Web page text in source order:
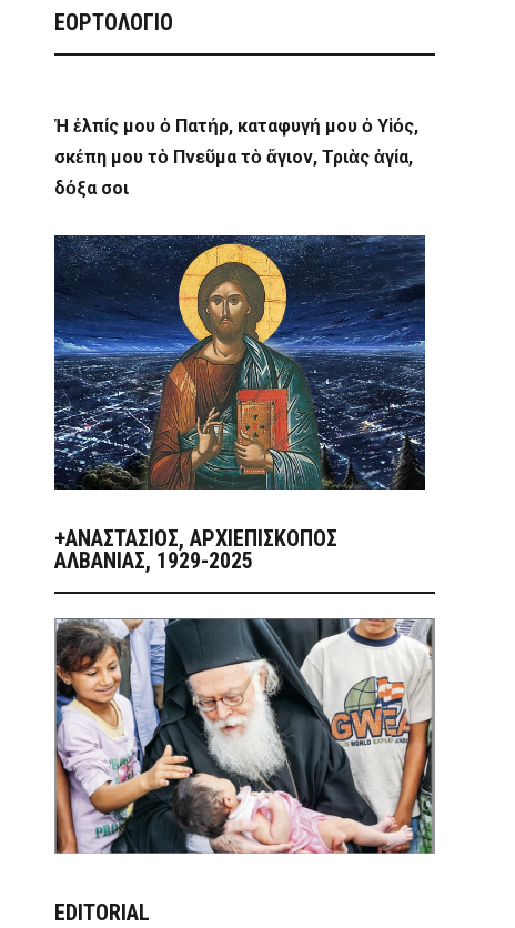
ΕΟΡΤΟΛΟΓΙΟ
Ἡ ἐλπίς μου ὁ Πατήρ, καταφυγή μου ὁ Υἱός,
σκέπη μου τὸ Πνεῦμα τὸ ἅγιον, Τριὰς ἁγία,
δόξα σοι
+ΑΝΑΣΤΆΣΙΟΣ, ΑΡΧΙΕΠΊΣΚΟΠΟΣ
ΑΛΒΑΝΊΑΣ, 1929-2025
EDITORIAL